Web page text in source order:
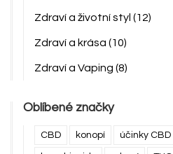
Zdraví a životní styl (12)
Zdraví a krása (10)
Zdraví a Vaping (8)
Oblíbené značky
CBD konopí účinky CBD